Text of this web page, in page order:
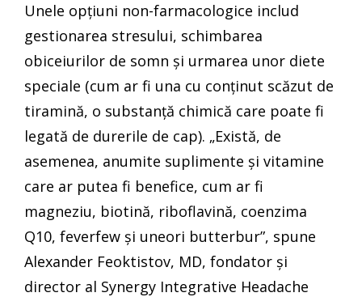
Unele opțiuni non-farmacologice includ
gestionarea stresului, schimbarea
obiceiurilor de somn și urmarea unor diete
speciale (cum ar fi una cu conținut scăzut de
tiramină, o substanță chimică care poate fi
legată de durerile de cap). „Există, de
asemenea, anumite suplimente și vitamine
care ar putea fi benefice, cum ar fi
magneziu, biotină, riboflavină, coenzima
Q10, feverfew și uneori butterbur”, spune
Alexander Feoktistov, MD, fondator și
director al Synergy Integrative Headache